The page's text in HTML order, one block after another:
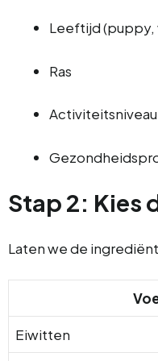
Leeftijd (puppy,
Ras
Activiteitsniveau
Stap 2: Kies
Laten we de
Eiwitten